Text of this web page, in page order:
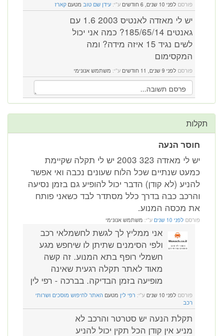
פורסם לפני 10 שנים, 6 חודשים ע"י: עידן שם טוב מטעם קארז
יש לי מאזדה לאנטיס 2003 1.6 עם
גאנטים 185/65/14? כמה אני יכול
לשים נגיד 15 איזה מידה? ומה
המקסימום
פורסם לפני 9 שנים, 11 חודשים ע"י: משתמש אנונימי
תקלות
חוסר הנעה
יש לי מאזדה 323 2003 יש לי תקלה שקיימת
כמעט שנתיים שכל הלוח שעונים נכבה ואי אפשר
להניע (לא קודן) הדבר יכול להופיע גם בזמן נסיעה
והרכב כבה בדרך כלל מסתדר לבד כשאני פותח
את מכסה המנוע.
פורסם לפני 10 שנים ע"י: משתמש אנונימי
אני ממליץ לך לגשת לחשמלאי רכב
ולפי הסימנים שתיתן לו שיחפש מגע
חשמלי רופף בתא המנוע. זה קשה
מאוד לאתר תקלה רגעית שאינה
מופיעה בזמן הבדיקה. בברכה - רפי לין
פורסם לפני 10 שנים ע"י: רפי לין מטעם האתר לחיפוש מוסכים ושרותי
רכב
תקלת הנעה יש סטרטר והרכב לא
מניע אין קודן הכל תקין יכול להניע